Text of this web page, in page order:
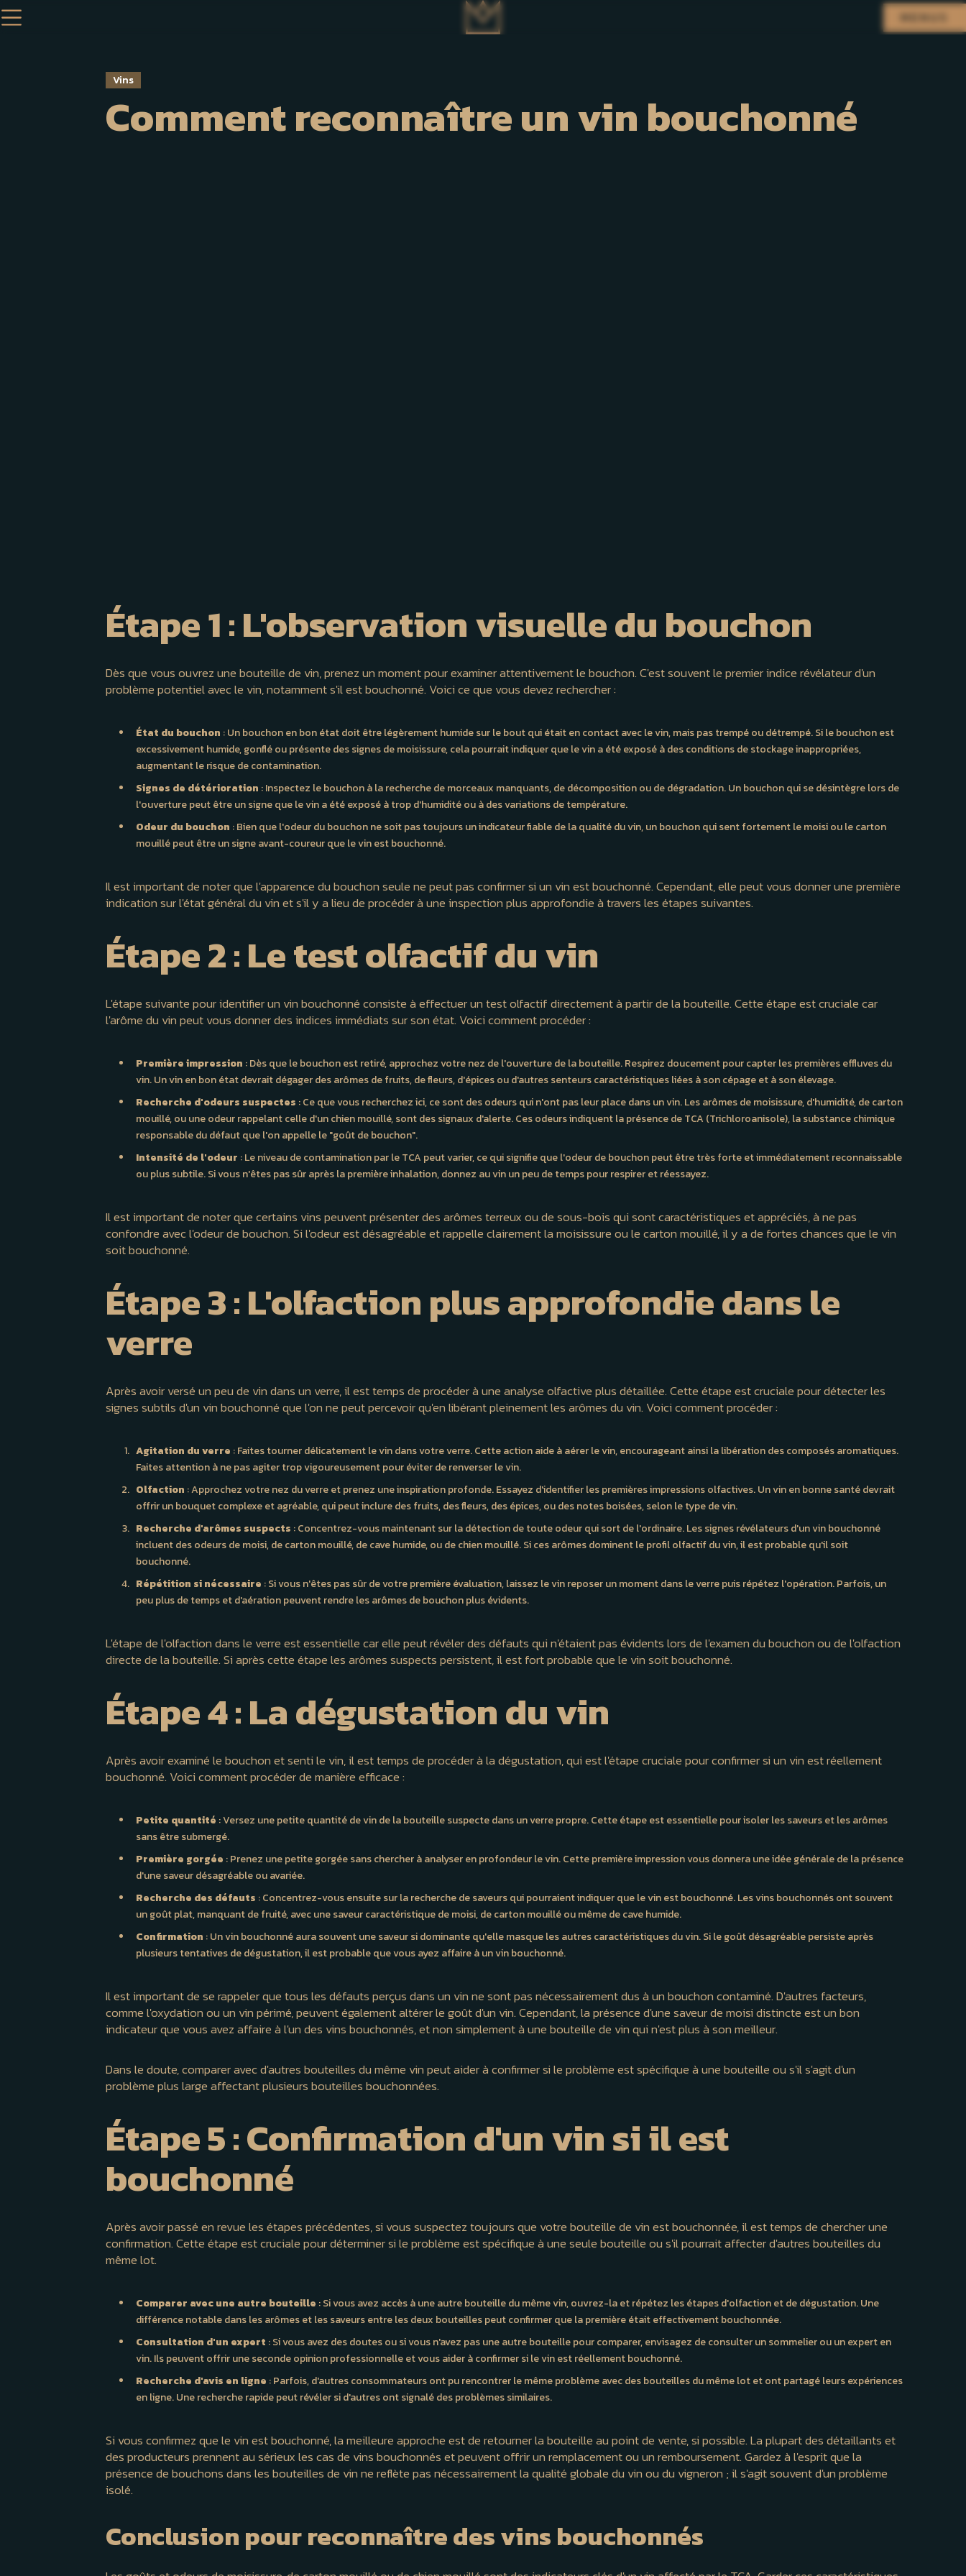
MENUS
Vins
Comment reconnaître un vin bouchonné
Étape 1 : L'observation visuelle du bouchon
Dès que vous ouvrez une bouteille de vin, prenez un moment pour examiner attentivement le bouchon. C'est souvent le premier indice révélateur d'un
problème potentiel avec le vin, notamment s'il est bouchonné. Voici ce que vous devez rechercher :
État du bouchon : Un bouchon en bon état doit être légèrement humide sur le bout qui était en contact avec le vin, mais pas trempé ou détrempé. Si le bouchon est
excessivement humide, gonflé ou présente des signes de moisissure, cela pourrait indiquer que le vin a été exposé à des conditions de stockage inappropriées,
augmentant le risque de contamination.
Signes de détérioration : Inspectez le bouchon à la recherche de morceaux manquants, de décomposition ou de dégradation. Un bouchon qui se désintègre lors de
l'ouverture peut être un signe que le vin a été exposé à trop d'humidité ou à des variations de température.
Odeur du bouchon : Bien que l'odeur du bouchon ne soit pas toujours un indicateur fiable de la qualité du vin, un bouchon qui sent fortement le moisi ou le carton
mouillé peut être un signe avant-coureur que le vin est bouchonné.
Il est important de noter que l'apparence du bouchon seule ne peut pas confirmer si un vin est bouchonné. Cependant, elle peut vous donner une première
indication sur l'état général du vin et s'il y a lieu de procéder à une inspection plus approfondie à travers les étapes suivantes.
Étape 2 : Le test olfactif du vin
L'étape suivante pour identifier un vin bouchonné consiste à effectuer un test olfactif directement à partir de la bouteille. Cette étape est cruciale car
l'arôme du vin peut vous donner des indices immédiats sur son état. Voici comment procéder :
Première impression : Dès que le bouchon est retiré, approchez votre nez de l'ouverture de la bouteille. Respirez doucement pour capter les premières effluves du
vin. Un vin en bon état devrait dégager des arômes de fruits, de fleurs, d'épices ou d'autres senteurs caractéristiques liées à son cépage et à son élevage.
Recherche d'odeurs suspectes : Ce que vous recherchez ici, ce sont des odeurs qui n'ont pas leur place dans un vin. Les arômes de moisissure, d'humidité, de carton
mouillé, ou une odeur rappelant celle d'un chien mouillé, sont des signaux d'alerte. Ces odeurs indiquent la présence de TCA (Trichloroanisole), la substance chimique
responsable du défaut que l'on appelle le "goût de bouchon".
Intensité de l'odeur : Le niveau de contamination par le TCA peut varier, ce qui signifie que l'odeur de bouchon peut être très forte et immédiatement reconnaissable
ou plus subtile. Si vous n'êtes pas sûr après la première inhalation, donnez au vin un peu de temps pour respirer et réessayez.
Il est important de noter que certains vins peuvent présenter des arômes terreux ou de sous-bois qui sont caractéristiques et appréciés, à ne pas
confondre avec l'odeur de bouchon. Si l'odeur est désagréable et rappelle clairement la moisissure ou le carton mouillé, il y a de fortes chances que le vin
soit bouchonné.
Étape 3 : L'olfaction plus approfondie dans le
verre
Après avoir versé un peu de vin dans un verre, il est temps de procéder à une analyse olfactive plus détaillée. Cette étape est cruciale pour détecter les
signes subtils d'un vin bouchonné que l'on ne peut percevoir qu'en libérant pleinement les arômes du vin. Voici comment procéder :
Agitation du verre : Faites tourner délicatement le vin dans votre verre. Cette action aide à aérer le vin, encourageant ainsi la libération des composés aromatiques.
Faites attention à ne pas agiter trop vigoureusement pour éviter de renverser le vin.
Olfaction : Approchez votre nez du verre et prenez une inspiration profonde. Essayez d'identifier les premières impressions olfactives. Un vin en bonne santé devrait
offrir un bouquet complexe et agréable, qui peut inclure des fruits, des fleurs, des épices, ou des notes boisées, selon le type de vin.
Recherche d'arômes suspects : Concentrez-vous maintenant sur la détection de toute odeur qui sort de l'ordinaire. Les signes révélateurs d'un vin bouchonné
incluent des odeurs de moisi, de carton mouillé, de cave humide, ou de chien mouillé. Si ces arômes dominent le profil olfactif du vin, il est probable qu'il soit
bouchonné.
Répétition si nécessaire : Si vous n'êtes pas sûr de votre première évaluation, laissez le vin reposer un moment dans le verre puis répétez l'opération. Parfois, un
peu plus de temps et d'aération peuvent rendre les arômes de bouchon plus évidents.
L'étape de l'olfaction dans le verre est essentielle car elle peut révéler des défauts qui n'étaient pas évidents lors de l'examen du bouchon ou de l'olfaction
directe de la bouteille. Si après cette étape les arômes suspects persistent, il est fort probable que le vin soit bouchonné.
Étape 4 : La dégustation du vin
Après avoir examiné le bouchon et senti le vin, il est temps de procéder à la dégustation, qui est l'étape cruciale pour confirmer si un vin est réellement
bouchonné. Voici comment procéder de manière efficace :
Petite quantité : Versez une petite quantité de vin de la bouteille suspecte dans un verre propre. Cette étape est essentielle pour isoler les saveurs et les arômes
sans être submergé.
Première gorgée : Prenez une petite gorgée sans chercher à analyser en profondeur le vin. Cette première impression vous donnera une idée générale de la présence
d'une saveur désagréable ou avariée.
Recherche des défauts : Concentrez-vous ensuite sur la recherche de saveurs qui pourraient indiquer que le vin est bouchonné. Les vins bouchonnés ont souvent
un goût plat, manquant de fruité, avec une saveur caractéristique de moisi, de carton mouillé ou même de cave humide.
Confirmation : Un vin bouchonné aura souvent une saveur si dominante qu'elle masque les autres caractéristiques du vin. Si le goût désagréable persiste après
plusieurs tentatives de dégustation, il est probable que vous ayez affaire à un vin bouchonné.
Il est important de se rappeler que tous les défauts perçus dans un vin ne sont pas nécessairement dus à un bouchon contaminé. D'autres facteurs,
comme l'oxydation ou un vin périmé, peuvent également altérer le goût d'un vin. Cependant, la présence d'une saveur de moisi distincte est un bon
indicateur que vous avez affaire à l'un des vins bouchonnés, et non simplement à une bouteille de vin qui n'est plus à son meilleur.
Dans le doute, comparer avec d'autres bouteilles du même vin peut aider à confirmer si le problème est spécifique à une bouteille ou s'il s'agit d'un
problème plus large affectant plusieurs bouteilles bouchonnées.
Étape 5 : Confirmation d'un vin si il est
bouchonné
Après avoir passé en revue les étapes précédentes, si vous suspectez toujours que votre bouteille de vin est bouchonnée, il est temps de chercher une
confirmation. Cette étape est cruciale pour déterminer si le problème est spécifique à une seule bouteille ou s'il pourrait affecter d'autres bouteilles du
même lot.
Comparer avec une autre bouteille : Si vous avez accès à une autre bouteille du même vin, ouvrez-la et répétez les étapes d'olfaction et de dégustation. Une
différence notable dans les arômes et les saveurs entre les deux bouteilles peut confirmer que la première était effectivement bouchonnée.
Consultation d'un expert : Si vous avez des doutes ou si vous n'avez pas une autre bouteille pour comparer, envisagez de consulter un sommelier ou un expert en
vin. Ils peuvent offrir une seconde opinion professionnelle et vous aider à confirmer si le vin est réellement bouchonné.
Recherche d'avis en ligne : Parfois, d'autres consommateurs ont pu rencontrer le même problème avec des bouteilles du même lot et ont partagé leurs expériences
en ligne. Une recherche rapide peut révéler si d'autres ont signalé des problèmes similaires.
Si vous confirmez que le vin est bouchonné, la meilleure approche est de retourner la bouteille au point de vente, si possible. La plupart des détaillants et
des producteurs prennent au sérieux les cas de vins bouchonnés et peuvent offrir un remplacement ou un remboursement. Gardez à l'esprit que la
présence de bouchons dans les bouteilles de vin ne reflète pas nécessairement la qualité globale du vin ou du vigneron ; il s'agit souvent d'un problème
isolé.
Conclusion pour reconnaître des vins bouchonnés